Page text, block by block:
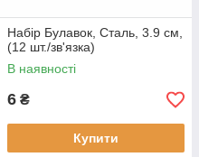
Набір Булавок, Сталь, 3.9 см,
(12 шт./зв'язка)
В наявності
6 ₴
Купити